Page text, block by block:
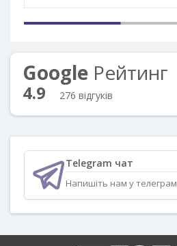
Google Рейтинг
4.9 276 відгуків
Telegram чат
Напишіть нам у телеграм